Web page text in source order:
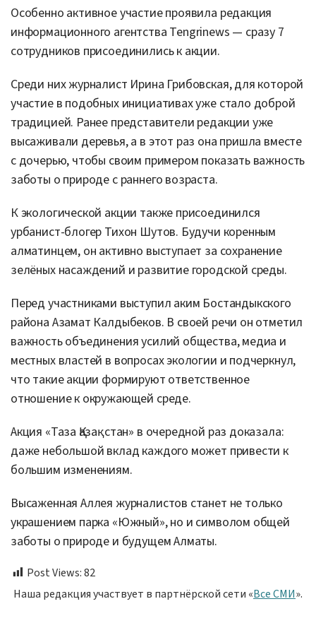
Особенно активное участие проявила редакция
информационного агентства Tengrinews — сразу 7
сотрудников присоединились к акции.
Среди них журналист Ирина Грибовская, для которой
участие в подобных инициативах уже стало доброй
традицией. Ранее представители редакции уже
высаживали деревья, а в этот раз она пришла вместе
с дочерью, чтобы своим примером показать важность
заботы о природе с раннего возраста.
К экологической акции также присоединился
урбанист-блогер Тихон Шутов. Будучи коренным
алматинцем, он активно выступает за сохранение
зелёных насаждений и развитие городской среды.
Перед участниками выступил аким Бостандыкского
района Азамат Калдыбеков. В своей речи он отметил
важность объединения усилий общества, медиа и
местных властей в вопросах экологии и подчеркнул,
что такие акции формируют ответственное
отношение к окружающей среде.
Акция «Таза Қазақстан» в очередной раз доказала:
даже небольшой вклад каждого может привести к
большим изменениям.
Высаженная Аллея журналистов станет не только
украшением парка «Южный», но и символом общей
заботы о природе и будущем Алматы.
Post Views:82
Наша редакция участвует в партнёрской сети «Все СМИ».